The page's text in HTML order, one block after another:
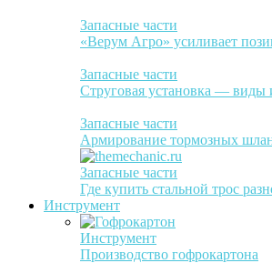
Запасные части
«Верум Агро» усиливает
Запасные части
Струговая установка — виды
Запасные части
Армирование тормозных
Запасные части
Где купить стальной трос
Инструмент
Инструмент
Производство гофрокартона